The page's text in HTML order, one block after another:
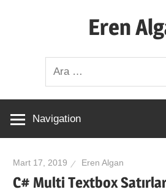
Eren
kişisel
blogumda
php,
c#,
Navigation
Mart 17, 2019 Eren Algan
C# Multi Textbox